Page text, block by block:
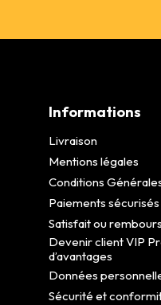
Informations
Livraison
Mentions légales
Conditions
Paiements sécurisés
Satisfait ou
Devenir client VIP
d’avantages
Données
Sécurité et